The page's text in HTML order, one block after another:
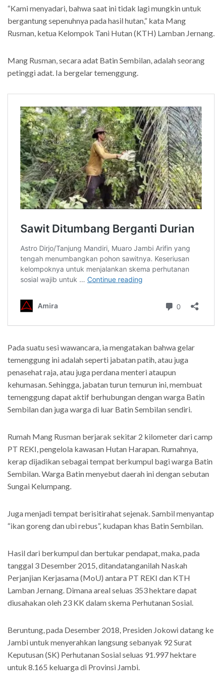
“Kami menyadari, bahwa saat ini tidak lagi mungkin untuk
bergantung sepenuhnya pada hasil hutan,” kata Mang
Rusman, ketua Kelompok Tani Hutan (KTH) Lamban Jernang.
Mang Rusman, secara adat Batin Sembilan, adalah seorang
petinggi adat. Ia bergelar temenggung.
Pada suatu sesi wawancara, ia mengatakan bahwa gelar
temenggung ini adalah seperti jabatan patih, atau juga
penasehat raja, atau juga perdana menteri ataupun
kehumasan. Sehingga, jabatan turun temurun ini, membuat
temenggung dapat aktif berhubungan dengan warga Batin
Sembilan dan juga warga di luar Batin Sembilan sendiri.
Rumah Mang Rusman berjarak sekitar 2 kilometer dari camp
PT REKI, pengelola kawasan Hutan Harapan. Rumahnya,
kerap dijadikan sebagai tempat berkumpul bagi warga Batin
Sembilan. Warga Batin menyebut daerah ini dengan sebutan
Sungai Kelumpang.
Juga menjadi tempat berisitirahat sejenak. Sambil menyantap
“ikan goreng dan ubi rebus”, kudapan khas Batin Sembilan.
Hasil dari berkumpul dan bertukar pendapat, maka, pada
tanggal 3 Desember 2015, ditandatanganilah Naskah
Perjanjian Kerjasama (MoU) antara PT REKI dan KTH
Lamban Jernang. Dimana areal seluas 353 hektare dapat
diusahakan oleh 23 KK dalam skema Perhutanan Sosial.
Beruntung, pada Desember 2018, Presiden Jokowi datang ke
Jambi untuk menyerahkan langsung sebanyak 92 Surat
Keputusan (SK) Perhutanan Sosial seluas 91.997 hektare
untuk 8.165 keluarga di Provinsi Jambi.